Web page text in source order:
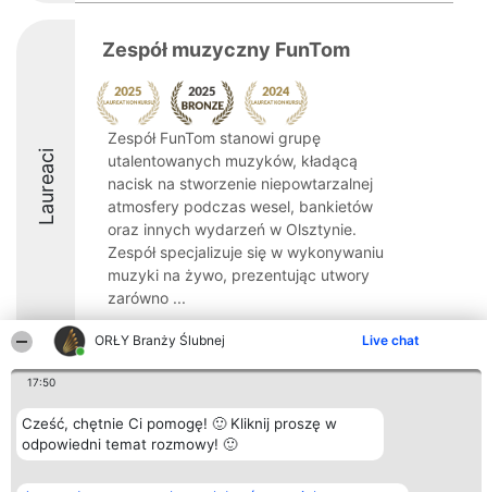
ORŁY Branży Ślubnej Live chat
17:50
Cześć, chętnie Ci pomogę! 🙂 Kliknij proszę w
odpowiedni temat rozmowy! 🙂
Laureaci
Zespół muzyczny FunTom
Zespół FunTom stanowi grupę
utalentowanych muzyków, kładącą
nacisk na stworzenie niepowtarzalnej
atmosfery podczas wesel, bankietów
oraz innych wydarzeń w Olsztynie.
Zespół specjalizuje się w wykonywaniu
muzyki na żywo, prezentując utwory
zarówno ...
9.2
Organizator plebiscytu
Bright Side Solutions sp. z o.
o. sp. k.
ul. Ruska 22
Plebiscyt
Laureaci
Lista
wszystkich
Kontakt